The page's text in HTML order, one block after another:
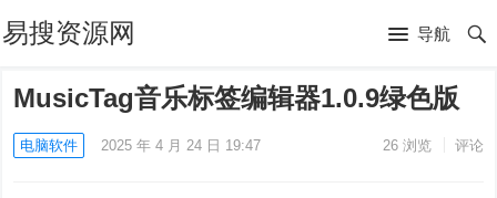
易搜资源网 导航
MusicTag音乐标签编辑器1.0.9绿色版
电脑软件 2025 年 4 月 24 日 19:47 26浏览 评论